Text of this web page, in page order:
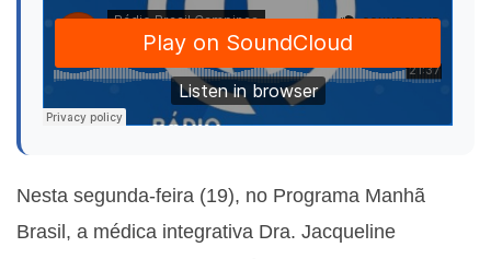
Nesta segunda-feira (19), no Programa Manhã
Brasil, a médica integrativa Dra. Jacqueline